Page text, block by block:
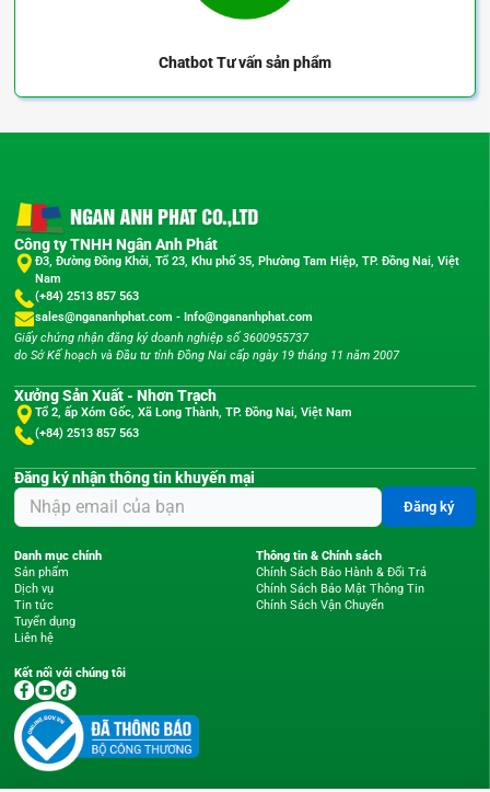
ChatbotTư vấn sản phẩm
Công ty TNHH Ngân Anh Phát
Đ3, Đường Đồng Khởi, Tổ 23, Khu phố 35, Phường Tam Hiệp, TP. Đồng Nai, Việt
Nam
(+84) 2513 857 563
sales@ngananhphat.com - Info@ngananhphat.com
Giấy chứng nhận đăng ký doanh nghiệp số 3600955737
do Sở Kế hoạch và Đầu tư tỉnh Đồng Nai cấp ngày 19 tháng 11 năm 2007
Xưởng Sản Xuất - Nhơn Trạch
Tổ 2, ấp Xóm Gốc, Xã Long Thành, TP. Đồng Nai, Việt Nam
(+84) 2513 857 563
Đăng ký nhận thông tin khuyến mại
Đăng ký
Danh mục chính
Sản phẩm
Dịch vụ
Tin tức
Tuyển dụng
Liên hệ
Thông tin & Chính sách
Chính Sách Bảo Hành & Đổi Trả
Chính Sách Bảo Mật Thông Tin
Chính Sách Vận Chuyển
Kết nối với chúng tôi